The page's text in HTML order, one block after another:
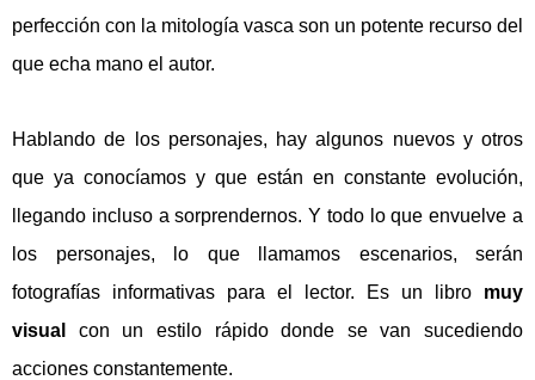
perfección con la mitología vasca son un potente recurso del
que echa mano el autor.
Hablando de los personajes, hay algunos nuevos y otros
que ya conocíamos y que están en constante evolución,
llegando incluso a sorprendernos. Y todo lo que envuelve a
los personajes, lo que llamamos escenarios, serán
fotografías informativas para el lector. Es un libro muy
visual
con un estilo rápido donde se van sucediendo
acciones constantemente.